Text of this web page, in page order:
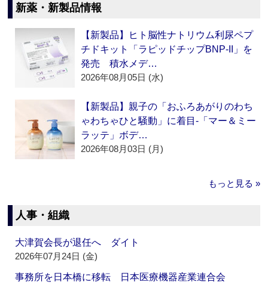
新薬・新製品情報
【新製品】ヒト脳性ナトリウム利尿ペプ
チドキット「ラピッドチップBNP-II」を
発売 積水メデ…
2026年08月05日 (水)
【新製品】親子の「おふろあがりのわち
ゃわちゃひと騒動」に着目‐「マー＆ミー
ラッテ」ボデ…
2026年08月03日 (月)
もっと見る »
人事・組織
大津賀会長が退任へ ダイト
2026年07月24日 (金)
事務所を日本橋に移転 日本医療機器産業連合会